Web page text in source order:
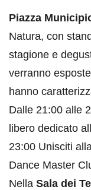
Piazza
Natura, con
stagione e
verranno
hanno
Dalle 21:00 alle
libero dedicato
23:00 Unisciti
Dance Master
Nella Sala dei